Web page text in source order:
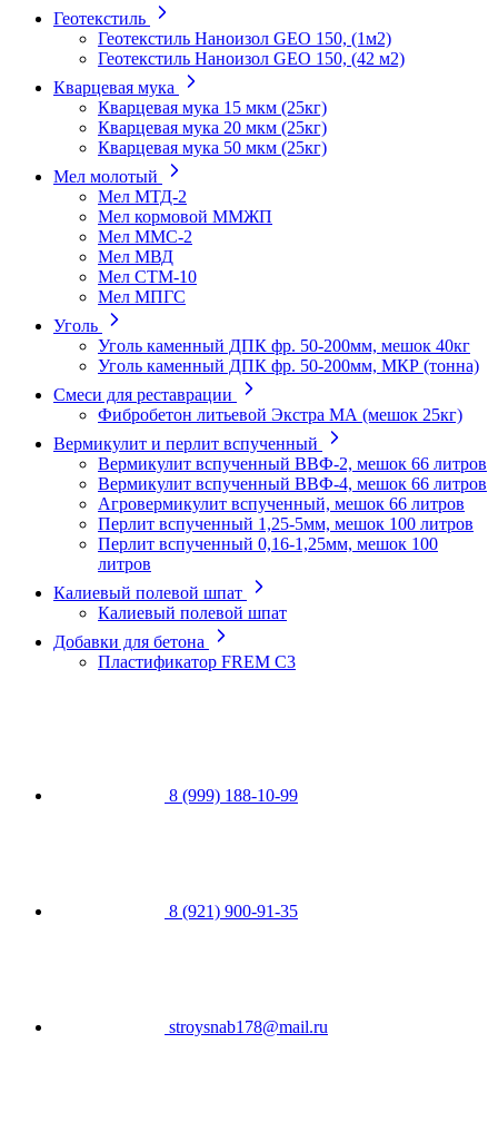
Геотекстиль
Геотекстиль Наноизол GEO 150, (1м2)
Геотекстиль Наноизол GEO 150, (42 м2)
Кварцевая мука
Кварцевая мука 15 мкм (25кг)
Кварцевая мука 20 мкм (25кг)
Кварцевая мука 50 мкм (25кг)
Мел молотый
Мел МТД-2
Мел кормовой ММЖП
Мел ММС-2
Мел МВД
Мел СТМ-10
Мел МПГС
Уголь
Уголь каменный ДПК фр. 50-200мм, мешок 40кг
Уголь каменный ДПК фр. 50-200мм, МКР (тонна)
Смеси для реставрации
Фибробетон литьевой Экстра МА (мешок 25кг)
Вермикулит и перлит вспученный
Вермикулит вспученный ВВФ-2, мешок 66 литров
Вермикулит вспученный ВВФ-4, мешок 66 литров
Агровермикулит вспученный, мешок 66 литров
Перлит вспученный 1,25-5мм, мешок 100 литров
Перлит вспученный 0,16-1,25мм, мешок 100
литров
Калиевый полевой шпат
Калиевый полевой шпат
Добавки для бетона
Пластификатор FREM C3
8 (999) 188-10-99
8 (921) 900-91-35
stroysnab178@mail.ru